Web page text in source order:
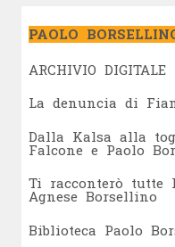
PAOLO
ARCHIVIO DIGITALE
La denuncia di
Dalla Kalsa alla
Falcone e Paolo
Ti racconterò tutte
Agnese Borsellino
Biblioteca Paolo